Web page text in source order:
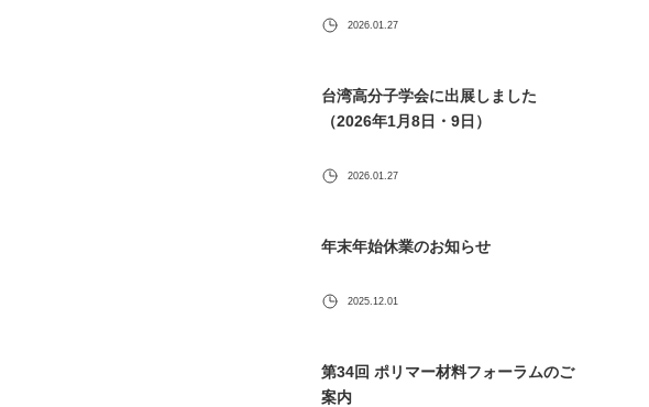
2026.01.27
台湾高分子学会に出展しました
（2026年1月8日・9日）
2026.01.27
年末年始休業のお知らせ
2025.12.01
第34回 ポリマー材料フォーラムのご
案内